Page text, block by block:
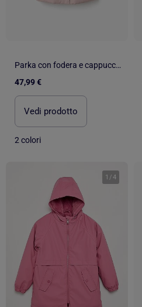
Parka con fodera e cappuccio staccabile
47,99 €
Vedi prodotto
2 colori
1 /4